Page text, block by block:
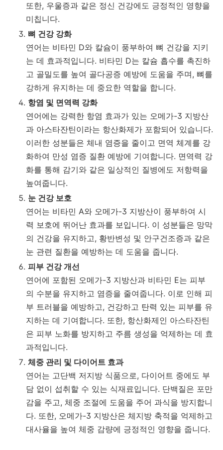
또한, 우울증과 같은 정신 건강에도 긍정적인 영향을
미칩니다.
뼈 건강 강화
연어는 비타민 D와 칼슘이 풍부하여 뼈 건강을 지키
는 데 효과적입니다. 비타민 D는 칼슘 흡수를 촉진하
고 골밀도를 높여 골다공증 예방에 도움을 주며, 뼈를
강하게 유지하는 데 중요한 역할을 합니다.
항염 및 면역력 강화
연어에는 강력한 항염 효과가 있는 오메가-3 지방산
과 아스타잔틴이라는 항산화제가 포함되어 있습니다.
이러한 성분들은 체내 염증을 줄이고 면역 체계를 강
화하여 만성 염증 질환 예방에 기여합니다. 면역력 강
화를 통해 감기와 같은 일상적인 질병에도 저항력을
높여줍니다.
눈 건강 보호
연어는 비타민 A와 오메가-3 지방산이 풍부하여 시
력 보호에 뛰어난 효과를 보입니다. 이 성분들은 망막
의 건강을 유지하고, 황반변성 및 안구건조증과 같은
눈 관련 질환을 예방하는 데 도움을 줍니다.
피부 건강 개선
연어에 포함된 오메가-3 지방산과 비타민 E는 피부
의 수분을 유지하고 염증을 줄여줍니다. 이로 인해 피
부 트러블을 예방하고, 건강하고 탄력 있는 피부를 유
지하는 데 기여합니다. 또한, 항산화제인 아스타잔틴
은 피부 노화를 방지하고 주름 생성을 억제하는 데 효
과적입니다.
체중 관리 및 다이어트 효과
연어는 고단백 저지방 식품으로, 다이어트 중에도 부
담 없이 섭취할 수 있는 식재료입니다. 단백질은 포만
감을 주고, 체중 조절에 도움을 주어 과식을 방지합니
다. 또한, 오메가-3 지방산은 체지방 축적을 억제하고
대사율을 높여 체중 감량에 긍정적인 영향을 줍니다.